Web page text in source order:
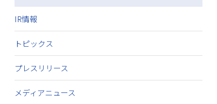
IR情報
トピックス
プレスリリース
メディアニュース